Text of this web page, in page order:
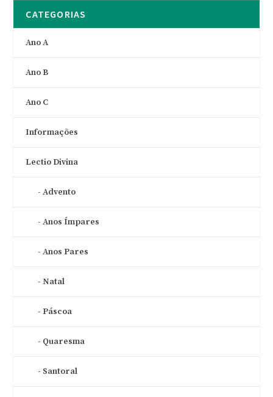
CATEGORIAS
Ano A
Ano B
Ano C
Informações
Lectio Divina
Advento
Anos Ímpares
Anos Pares
Natal
Páscoa
Quaresma
Santoral